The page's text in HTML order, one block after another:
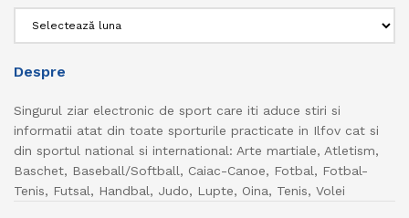
Despre
Singurul ziar electronic de sport care iti aduce stiri si
informatii atat din toate sporturile practicate in Ilfov cat si
din sportul national si international: Arte martiale, Atletism,
Baschet, Baseball/Softball, Caiac-Canoe, Fotbal, Fotbal-
Tenis, Futsal, Handbal, Judo, Lupte, Oina, Tenis, Volei